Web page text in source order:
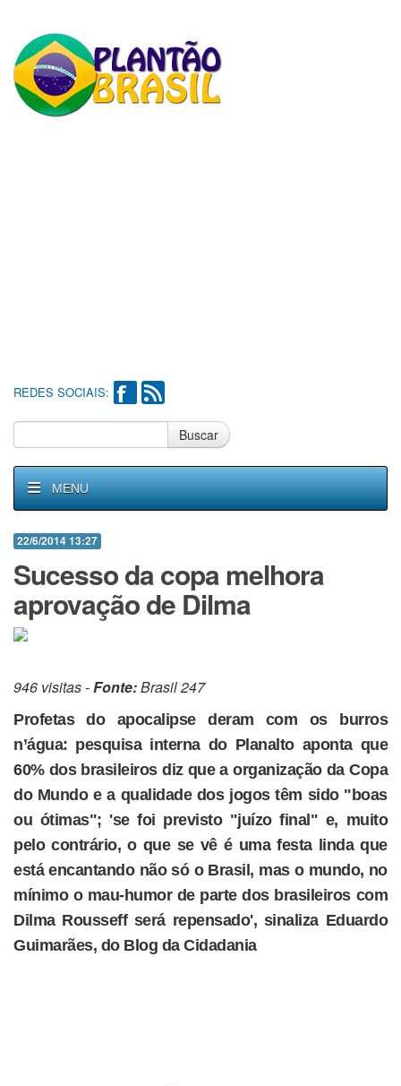
REDES SOCIAIS:
Buscar
MENU
22/6/2014 13:27
Sucesso da copa melhora
aprovação de Dilma
946 visitas -Fonte:Brasil 247
Profetas do apocalipse deram com os burros
n’água: pesquisa interna do Planalto aponta que
60% dos brasileiros diz que a organização da Copa
do Mundo e a qualidade dos jogos têm sido "boas
ou ótimas"; 'se foi previsto "juízo final" e, muito
pelo contrário, o que se vê é uma festa linda que
está encantando não só o Brasil, mas o mundo, no
mínimo o mau-humor de parte dos brasileiros com
Dilma Rousseff será repensado', sinaliza Eduardo
Guimarães, do Blog da Cidadania